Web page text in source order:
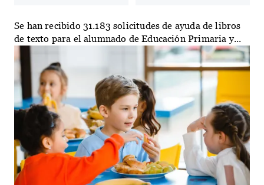
Se han recibido 31.183 solicitudes de ayuda de libros
de texto para el alumnado de Educación Primaria y...